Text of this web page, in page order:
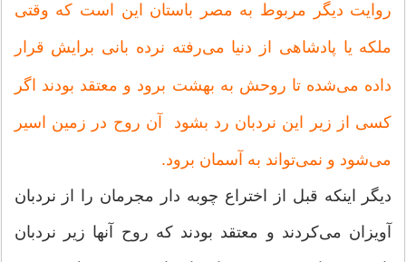
روایت دیگر مربوط به مصر باستان اين است که وقتی
ملکه یا پادشاهی از دنیا می‌رفته نرده بانی برایش قرار
داده می‌شده تا روحش به بهشت برود و معتقد بودند اگر
کسی از زیر اين نردبان رد بشود آن روح در زمین اسیر
مى‌شود و نمى‌تواند به آسمان برود.
ديگر اينكه قبل از اختراع چوبه دار مجرمان را از نردبان
آویزان می‌کردند و معتقد بودند که روح آنها زیر نردبان